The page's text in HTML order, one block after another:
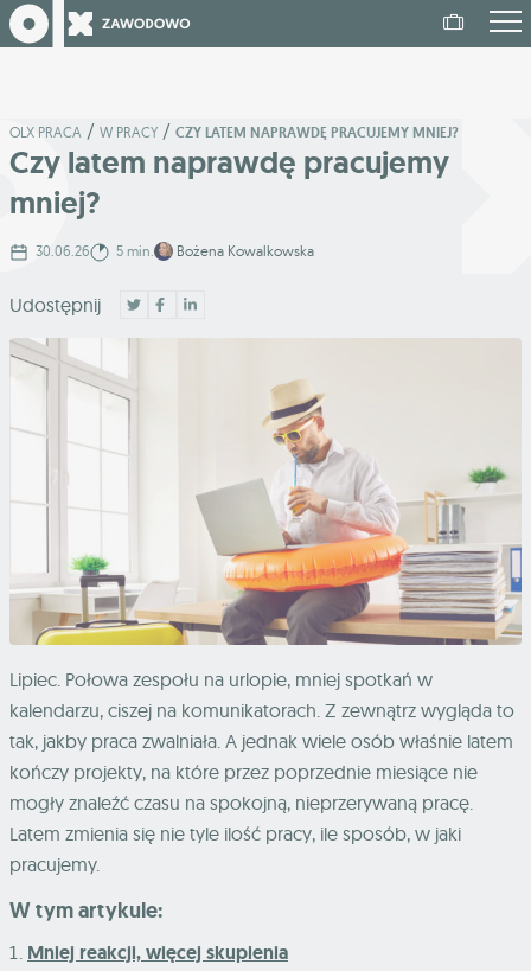
OLX PRACA / W PRACY / CZY LATEM NAPRAWDĘ PRACUJEMY MNIEJ?
Czy latem naprawdę pracujemy
mniej?
30.06.26 5 min. Bożena Kowalkowska
Udostępnij
Lipiec. Połowa zespołu na urlopie, mniej spotkań w
kalendarzu, ciszej na komunikatorach. Z zewnątrz wygląda to
tak, jakby praca zwalniała. A jednak wiele osób właśnie latem
kończy projekty, na które przez poprzednie miesiące nie
mogły znaleźć czasu na spokojną, nieprzerywaną pracę.
Latem zmienia się nie tyle ilość pracy, ile sposób, w jaki
pracujemy.
W tym artykule:
Mniej reakcji, więcej skupienia